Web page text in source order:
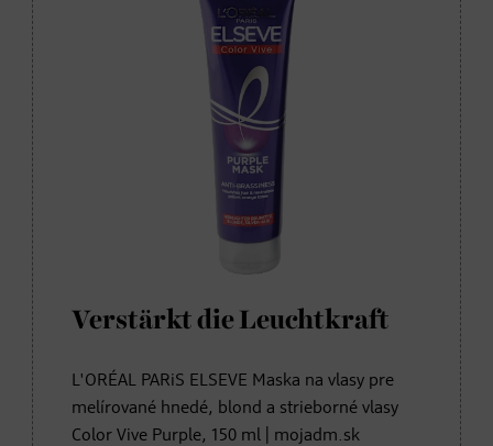
Verstärkt die Leuchtkraft
L'ORÉAL PARiS ELSEVE Maska na vlasy pre
melírované hnedé, blond a strieborné vlasy
Color Vive Purple, 150 ml | mojadm.sk